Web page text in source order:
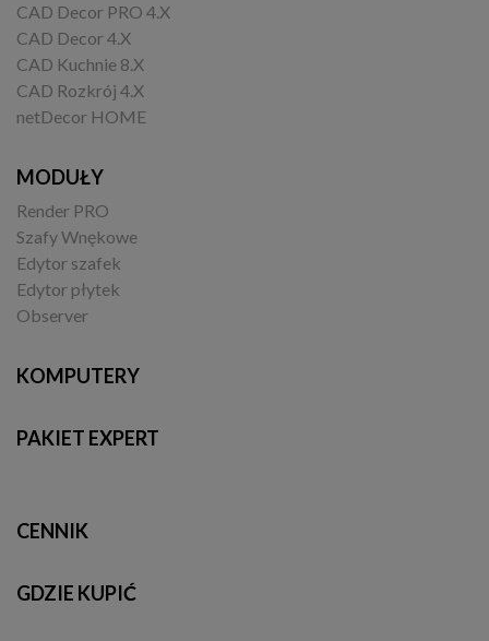
CAD Decor PRO 4.X
CAD Decor 4.X
CAD Kuchnie 8.X
CAD Rozkrój 4.X
netDecor HOME
MODUŁY
Render PRO
Szafy Wnękowe
Edytor szafek
Edytor płytek
Observer
KOMPUTERY
PAKIET EXPERT
CENNIK
GDZIE KUPIĆ